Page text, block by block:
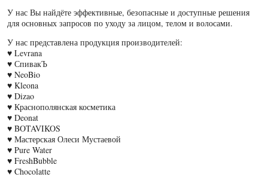
У нас Вы найдёте эффективные, безопасные и доступные решения
для основных запросов по уходу за лицом, телом и волосами.
У нас представлена продукция производителей:
♥ Levrana
♥ СпивакЪ
♥ NeoBio
♥ Kleona
♥ Dizao
♥ Краснополянская косметика
♥ Deonat
♥ BOTAVIKOS
♥ Мастерская Олеси Мустаевой
♥ Pure Water
♥ FreshBubble
♥ Chocolatte